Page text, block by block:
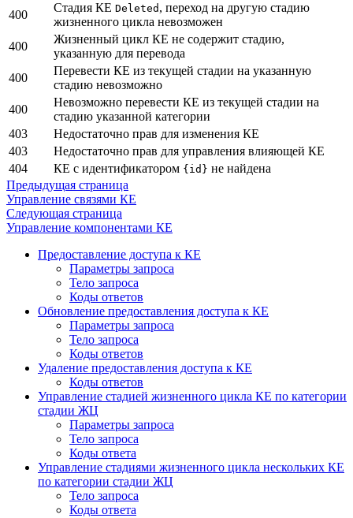
400
Стадия КЕ Deleted , переход на другую стадию
жизненного цикла невозможен
400
Жизненный цикл КЕ не содержит стадию,
указанную для перевода
400
Перевести КЕ из текущей стадии на указанную
стадию невозможно
400
Невозможно перевести КЕ из текущей стадии на
стадию указанной категории
403
Недостаточно прав для изменения КЕ
403
Недостаточно прав для управления влияющей КЕ
404
КЕ с идентификатором {id} не найдена
Предыдущая страница
Управление связями КЕ
Следующая страница
Управление компонентами КЕ
Предоставление доступа к КЕ
Параметры запроса
Тело запроса
Коды ответов
Обновление предоставления доступа к КЕ
Параметры запроса
Тело запроса
Коды ответов
Удаление предоставления доступа к КЕ
Коды ответов
Управление стадией жизненного цикла КЕ по категории
стадии ЖЦ
Параметры запроса
Тело запроса
Коды ответа
Управление стадиями жизненного цикла нескольких КЕ
по категории стадии ЖЦ
Тело запроса
Коды ответа